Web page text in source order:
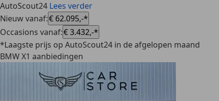
AutoScout24 Lees verder
Nieuw vanaf:€ 62.095,-*
Occasions vanaf:€ 3.432,-*
*Laagste prijs op AutoScout24 in de afgelopen maand
BMW X1 aanbiedingen